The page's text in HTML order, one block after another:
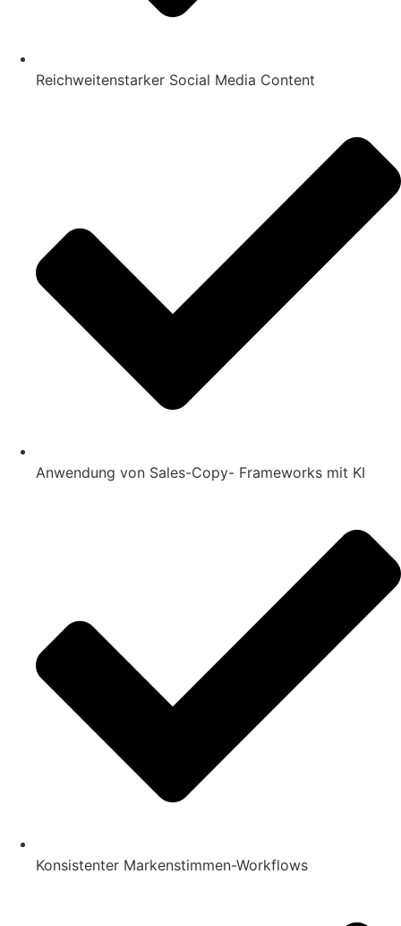
Reichweitenstarker Social Media Content
Anwendung von Sales-Copy- Frameworks mit KI
Konsistenter Markenstimmen-Workflows